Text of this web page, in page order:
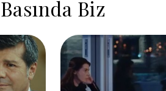
Basında Biz